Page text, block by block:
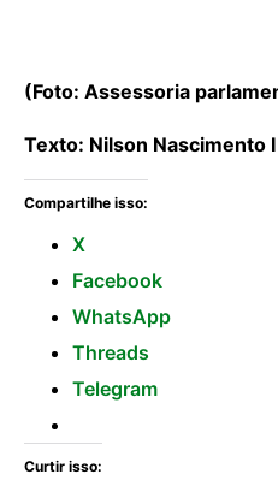
(Foto: Assessoria
Texto: Nilson Nascimento
Compartilhe isso:
X
Facebook
WhatsApp
Threads
Telegram
Curtir isso: